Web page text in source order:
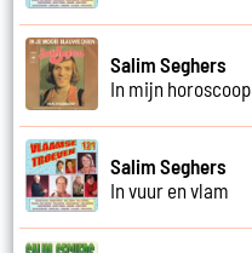
Salim Seghers
In mijn horoscoop
Salim Seghers
In vuur en vlam